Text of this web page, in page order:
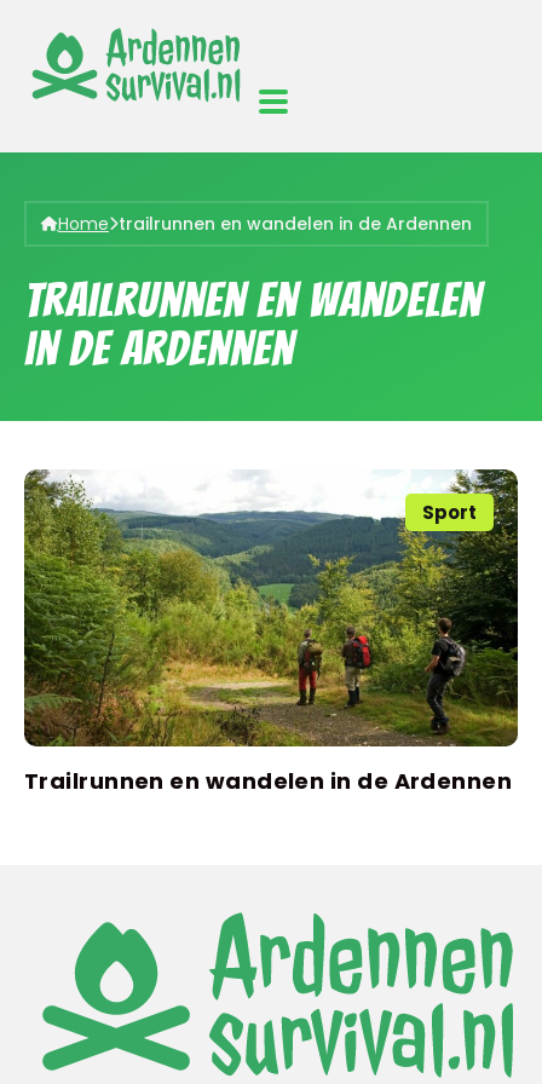
Home trailrunnen en wandelen in de Ardennen
trailrunnen en wandelen
in de Ardennen
Sport
Trailrunnen en wandelen in de Ardennen